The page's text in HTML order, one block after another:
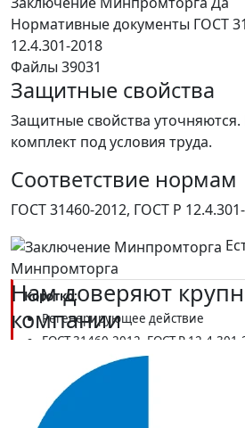
Нормативные документы ГОСТ
12.4.301-2018
Файлы 39031
Защитные свойства
Защитные свойства
комплект под условия труда.
Соответствие нормам
ГОСТ 31460-2012, ГОСТ Р
Минпромторга
Коротко:
Регенерирующее действие
ГОСТ 31460-2012, ГОСТ Р 12.4.301-
Заключение Минпромторга, туба
Крем для защиты кожи рук и лица
(восстанавливающий) Geco, 100 мл
Нам доверяют
компании